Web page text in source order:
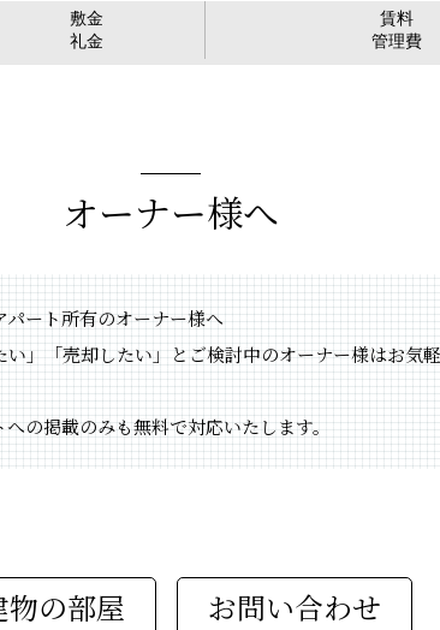
敷金
礼金
賃料
管理費
オーナー様へ
パート所有のオーナー様へ
い」「売却したい」とご検討中のオーナー様はお気
の掲載のみも無料で対応いたします。
物の部屋